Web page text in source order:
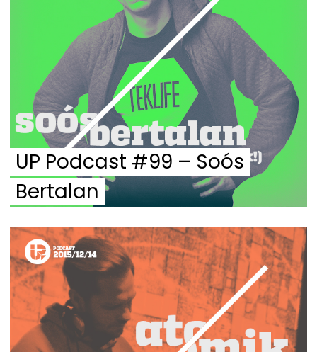
UP Podcast #99 – Soós
Bertalan